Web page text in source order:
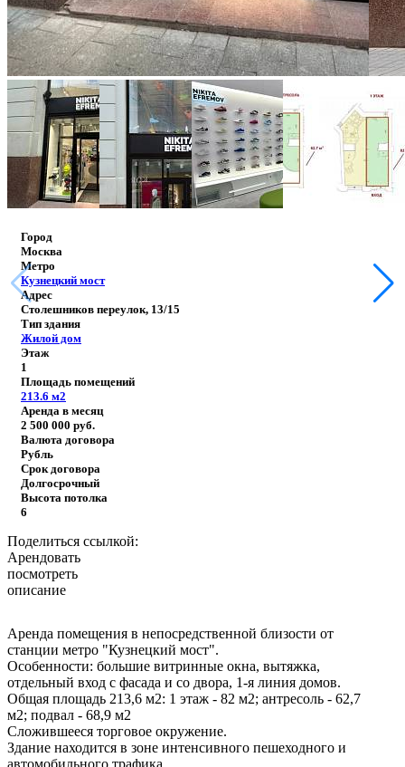
Город
Москва
Метро
Кузнецкий мост
Адрес
Столешников переулок, 13/15
Тип здания
Жилой дом
Этаж
1
Площадь помещений
213.6 м2
Аренда в месяц
2 500 000 руб.
Валюта договора
Рубль
Срок договора
Долгосрочный
Высота потолка
6
Поделиться ссылкой:
Арендовать
посмотреть
описание
Аренда помещения в непосредственной близости от
станции метро "Кузнецкий мост".
Особенности: большие витринные окна, вытяжка,
отдельный вход с фасада и со двора, 1-я линия домов.
Общая площадь 213,6 м2: 1 этаж - 82 м2; антресоль - 62,7
м2; подвал - 68,9 м2
Сложившееся торговое окружение.
Здание находится в зоне интенсивного пешеходного и
автомобильного трафика.